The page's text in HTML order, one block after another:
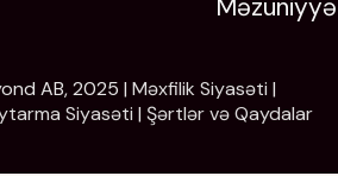
AB, 2025 | Məxfilik Siyasəti |
Siyasəti | Şərtlər və Qaydalar